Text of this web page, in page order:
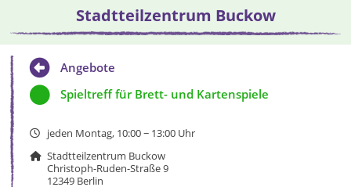
Stadtteilzentrum Buckow
Angebote
Spieltreff für Brett- und Kartenspiele
jeden Montag, 10:00 − 13:00 Uhr
Stadtteilzentrum Buckow
Christoph-Ruden-Straße 9
12349 Berlin